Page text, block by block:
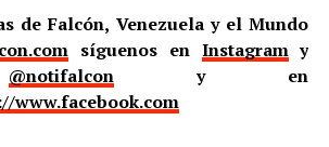
de Falcón, Venezuela y el Mundo
síguenos en Instagramy
@notifalcony en
www.facebook.com